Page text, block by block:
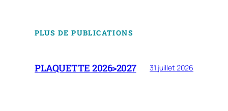
PLUS DE PUBLICATIONS
PLAQUETTE 2026>2027 31 juillet 2026